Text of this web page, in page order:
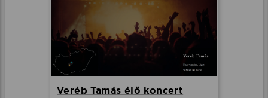
Veréb Tamás élő koncert